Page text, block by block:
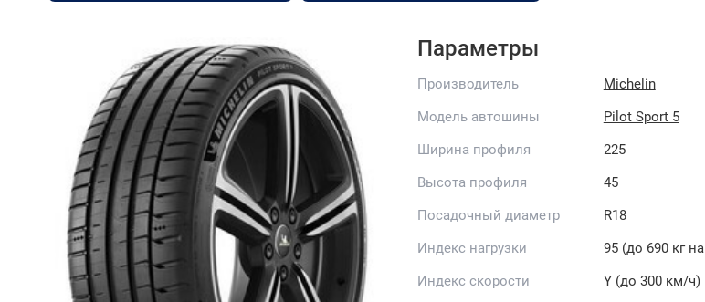
Параметры
Производитель
Michelin
Модель автошины
Pilot Sport 5
Ширина профиля
225
Высота профиля
45
Посадочный диаметр
R18
Индекс нагрузки
95 (до 690 кг
Индекс скорости
Y (до 300 км/ч)